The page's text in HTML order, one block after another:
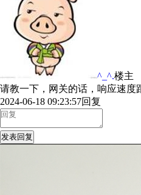
^_^.楼主
请教一下，网关的话，响应速度
2024-06-18 09:23:57回复
发表回复